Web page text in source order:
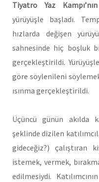
Tiyatro Yaz
yürüyüşle başladı.
hızlarda değişen
sahnesinde hiç boşluk
gerçekleştirildi.
göre söylenileni
ısınma gerçekleştirildi.
Üçüncü günün akılda
şeklinde dizilen
gideceğiz?) çalıştıran
istemek, vermek,
edilmesiydi.